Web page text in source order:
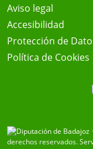
Aviso legal
Accesibilidad
Protección de
Política de Cookies
derechos reservados.